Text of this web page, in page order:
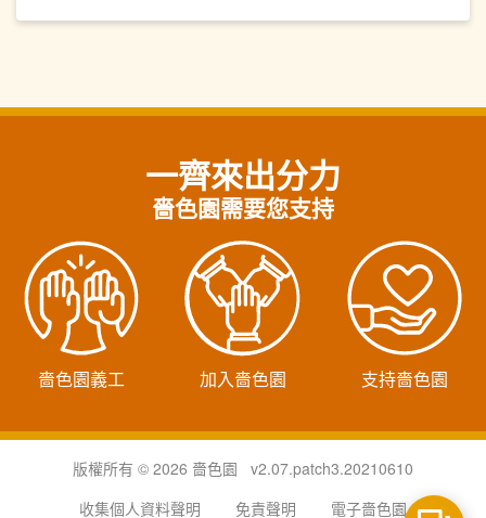
一齊來出分力
嗇色園需要您支持
嗇色園義工 加入嗇色園 支持嗇色園
版權所有 © 2026 嗇色園 v2.07.patch3.20210610
收集個人資料聲明
免責聲明 電子嗇色園